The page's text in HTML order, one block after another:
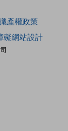
產權政策
礙網站設計